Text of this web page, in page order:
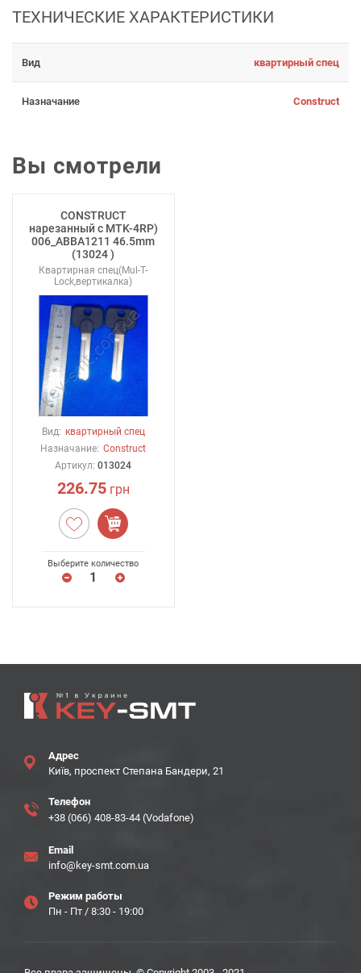
ТЕХНИЧЕСКИЕ ХАРАКТЕРИСТИКИ
Вид квартирный спец
Назначание Construct
Вы смотрели
CONSTRUCT
нарезанный с MTK-4RP)
006_ABBA1211 46.5mm
(13024 )
Квартирная спец(Mul-T-
Lock,вертикалка)
Вид: квартирный спец
Назначание: Construct
Артикул:013024
226.75грн
Выберите количество
Адрес
Київ, проспект Степана Бандери, 21
Телефон
+38 (066) 408-83-44 (Vodafone)
Email
info@key-smt.com.ua
Режим работы
Пн - Пт / 8:30 - 19:00